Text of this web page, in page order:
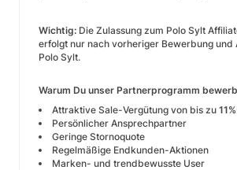
Wichtig: Die Zulassung zum Polo Sylt
erfolgt nur nach vorheriger Bewerbung und
Polo Sylt.
Warum Du unser Partnerprogramm
Attraktive Sale-Vergütung von bis zu
Persönlicher Ansprechpartner
Geringe Stornoquote
Regelmäßige Endkunden-Aktionen
Marken- und trendbewusste User